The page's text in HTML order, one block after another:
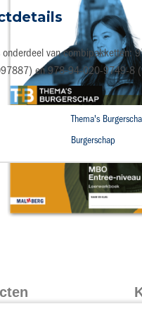
onderdeel van combipakketten:
en 978-94-020-9749-8
Thema's
Burgerschap